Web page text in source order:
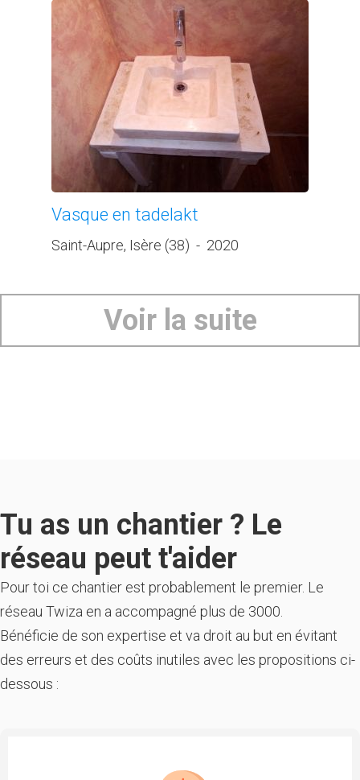
Vasque en tadelakt
Saint-Aupre, Isère (38) - 2020
Voir la suite
Tu as un chantier ? Le
réseau peut t'aider
Pour toi ce chantier est probablement le premier. Le
réseau Twiza en a accompagné plus de 3000.
Bénéficie de son expertise et va droit au but en évitant
des erreurs et des coûts inutiles avec les propositions ci-
dessous :